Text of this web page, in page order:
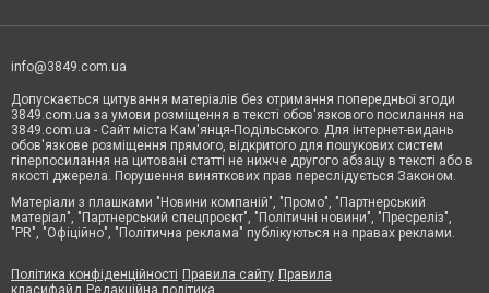
info@3849.com.ua
Допускається цитування матеріалів без отримання попередньої згоди
3849.com.ua за умови розміщення в тексті обов'язкового посилання на
3849.com.ua - Сайт міста Кам'янця-Подільського. Для інтернет-видань
обов'язкове розміщення прямого, відкритого для пошукових систем
гіперпосилання на цитовані статті не нижче другого абзацу в тексті або в
якості джерела. Порушення виняткових прав переслідується Законом.
Матеріали з плашками "Новини компаній", "Промо", "Партнерський
матеріал", "Партнерський спецпроєкт", "Політичні новини", "Пресреліз",
"PR", "Офіційно", "Політична реклама" публікуються на правах реклами.
Політика конфіденційності Правила сайту Правила
класифайд Редакційна політика